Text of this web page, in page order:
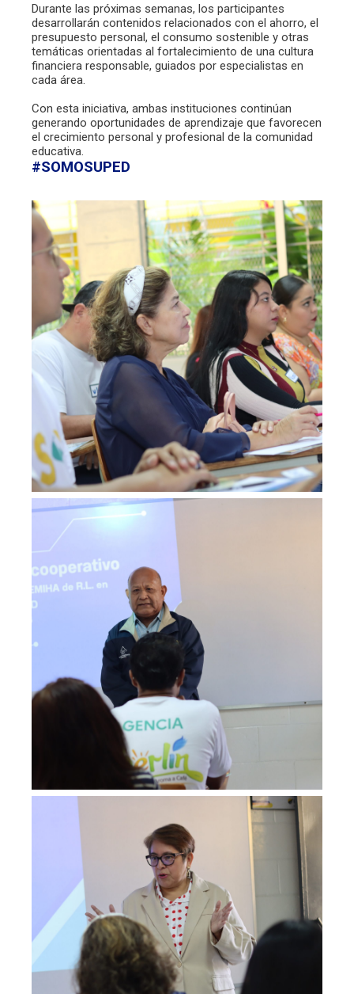
Durante las próximas semanas, los participantes
desarrollarán contenidos relacionados con el ahorro, el
presupuesto personal, el consumo sostenible y otras
temáticas orientadas al fortalecimiento de una cultura
financiera responsable, guiados por especialistas en
cada área.
Con esta iniciativa, ambas instituciones continúan
generando oportunidades de aprendizaje que favorecen
el crecimiento personal y profesional de la comunidad
educativa.
#SOMOSUPED